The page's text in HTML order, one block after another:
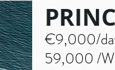
€9,000/
59,000 /